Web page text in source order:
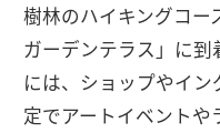
樹林のハイキングコー
ガーデンテラス」に
には、ショップやイ
定でアートイベント